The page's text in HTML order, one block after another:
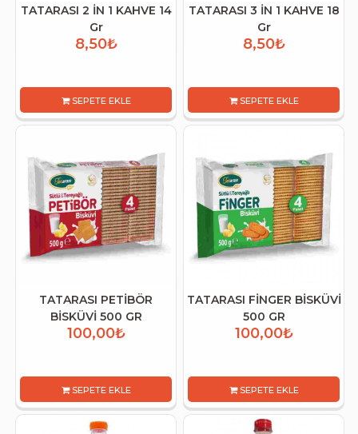
TATARASI 2 İN 1 KAHVE 14
Gr
8,50₺
SEPETE EKLE
TATARASI 3 İN 1 KAHVE 18
Gr
8,50₺
SEPETE EKLE
TATARASI PETİBÖR
BİSKÜVİ 500 GR
100,00₺
SEPETE EKLE
TATARASI FİNGER BİSKÜVİ
500 GR
100,00₺
SEPETE EKLE